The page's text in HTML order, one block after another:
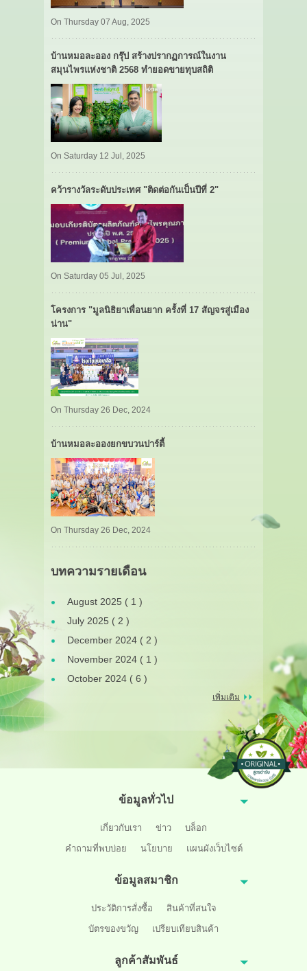
On Thursday 07 Aug, 2025
บ้านหมอละออง กรุ๊ป สร้างปรากฏการณ์ในงาน
สมุนไพรแห่งชาติ 2568 ทำยอดขายทุบสถิติ
On Saturday 12 Jul, 2025
คว้ารางวัลระดับประเทศ "ติดต่อกันเป็นปีที่ 2"
On Saturday 05 Jul, 2025
โครงการ "มูลนิธิยาเพื่อนยาก ครั้งที่ 17 สัญจรสู่เมือง
น่าน"
On Thursday 26 Dec, 2024
บ้านหมอละอองยกขบวนปาร์ตี้
On Thursday 26 Dec, 2024
บทความรายเดือน
August 2025 ( 1 )
July 2025 ( 2 )
December 2024 ( 2 )
November 2024 ( 1 )
October 2024 ( 6 )
เพิ่มเติม
ข้อมูลทั่วไป
เกี่ยวกับเรา ข่าว
บล็อก
คำถามที่พบบ่อย
นโยบาย แผนผังเว็บไซต์
ข้อมูลสมาชิก
ประวัติการสั่งซื้อ
สินค้าที่สนใจ
บัตรของขวัญ
เปรียบเทียบสินค้า
ลูกค้าสัมพันธ์